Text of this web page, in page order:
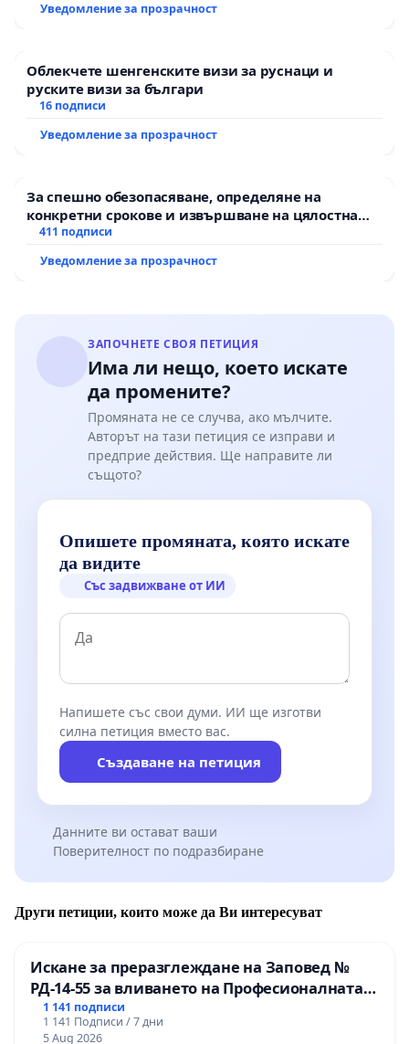
Уведомление за прозрачност
Облекчете шенгенските визи за руснаци и
руските визи за българи
16 подписи
Уведомление за прозрачност
За спешно обезопасяване, определяне на
конкретни срокове и извършване на цялостна
рехабилитация на републиканския път между
Мирово - к.к. Момин проход
411 подписи
Уведомление за прозрачност
ЗАПОЧНЕТЕ СВОЯ ПЕТИЦИЯ
Има ли нещо, което искате
да промените?
Промяната не се случва, ако мълчите.
Авторът на тази петиция се изправи и
предприе действия. Ще направите ли
същото?
Опишете промяната, която искате
да видите
Със задвижване от ИИ
Напишете със свои думи. ИИ ще изготви
силна петиция вместо вас.
Създаване на петиция
Данните ви остават ваши
Поверителност по подразбиране
Други петиции, които може да Ви интересуват
Искане за преразглеждане на Заповед №
РД-14-55 за вливането на Професионалната
гимназия по промишлени технологии в
Професионалната гимназия по икономика и
1 141 подписи
1 141 Подписи / 7 дни
5 Aug 2026